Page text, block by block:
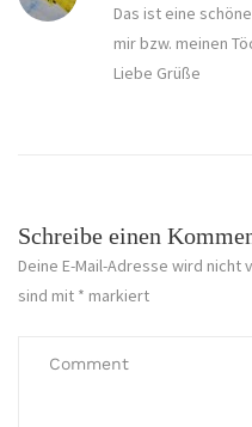
Das ist eine
mir bzw. meinen
Liebe Grüße
Schreibe einen
Deine E-Mail-Adresse wird nicht
sind mit * markiert